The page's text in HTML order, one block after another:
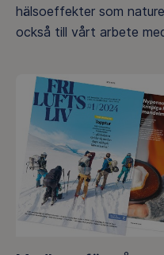
hälsoeffekter som
också till vårt arbete